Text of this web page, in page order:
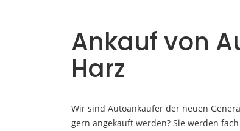
Ankauf von
Harz
Wir sind Autoankäufer der neuen
gern angekauft werden? Sie werden